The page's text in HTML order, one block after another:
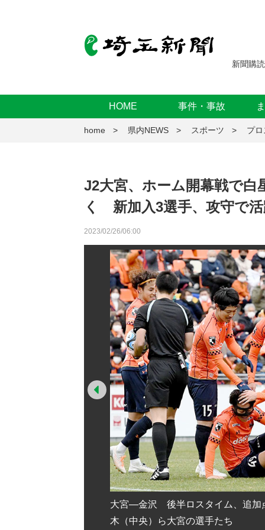
新聞購読
HOME 事件・事故
home 県内NEWS スポーツ プ
J2大宮、ホーム開幕戦で
く 新加入3選手、攻守で
2023/02/26/06:00
大宮―金沢 後半ロスタイム、追加
木（中央）ら大宮の選手たち
Prev